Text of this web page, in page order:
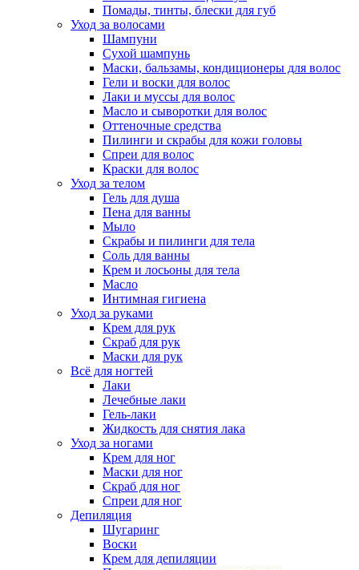
Помады, тинты, блески для губ
Уход за волосами
Шампуни
Сухой шампунь
Маски, бальзамы, кондиционеры для волос
Гели и воски для волос
Лаки и муссы для волос
Масло и сыворотки для волос
Оттеночные средства
Пилинги и скрабы для кожи головы
Спреи для волос
Краски для волос
Уход за телом
Гель для душа
Пена для ванны
Мыло
Скрабы и пилинги для тела
Соль для ванны
Крем и лосьоны для тела
Масло
Интимная гигиена
Уход за руками
Крем для рук
Скраб для рук
Маски для рук
Всё для ногтей
Лаки
Лечебные лаки
Гель-лаки
Жидкость для снятия лака
Уход за ногами
Крем для ног
Маски для ног
Скраб для ног
Спреи для ног
Депиляция
Шугаринг
Воски
Крем для депиляции